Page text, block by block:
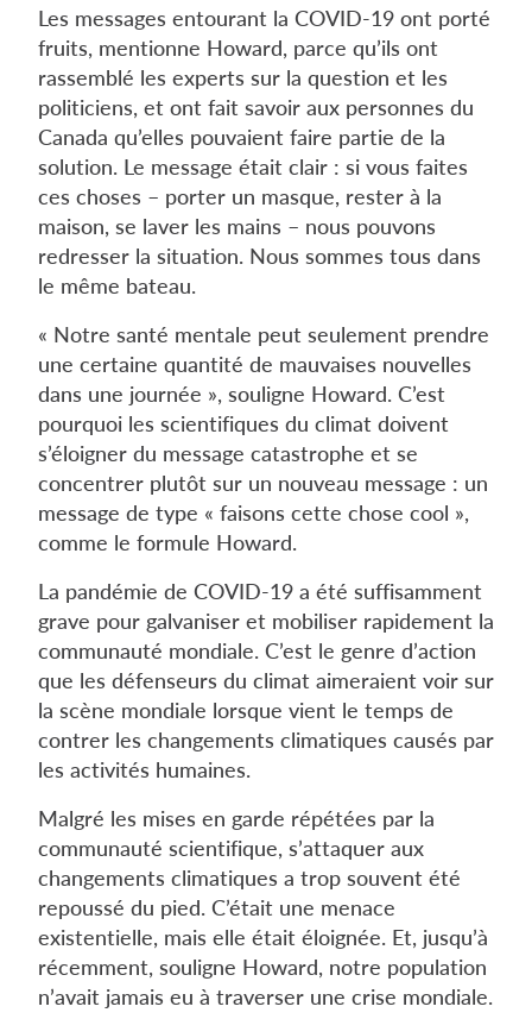
Les messages entourant la COVID-19 ont porté
fruits, mentionne Howard, parce qu’ils ont
rassemblé les experts sur la question et les
politiciens, et ont fait savoir aux personnes du
Canada qu’elles pouvaient faire partie de la
solution. Le message était clair : si vous faites
ces choses – porter un masque, rester à la
maison, se laver les mains – nous pouvons
redresser la situation. Nous sommes tous dans
le même bateau.
« Notre santé mentale peut seulement prendre
une certaine quantité de mauvaises nouvelles
dans une journée », souligne Howard. C’est
pourquoi les scientifiques du climat doivent
s’éloigner du message catastrophe et se
concentrer plutôt sur un nouveau message : un
message de type « faisons cette chose cool »,
comme le formule Howard.
La pandémie de COVID-19 a été suffisamment
grave pour galvaniser et mobiliser rapidement la
communauté mondiale. C’est le genre d’action
que les défenseurs du climat aimeraient voir sur
la scène mondiale lorsque vient le temps de
contrer les changements climatiques causés par
les activités humaines.
Malgré les mises en garde répétées par la
communauté scientifique, s’attaquer aux
changements climatiques a trop souvent été
repoussé du pied. C’était une menace
existentielle, mais elle était éloignée. Et, jusqu’à
récemment, souligne Howard, notre population
n’avait jamais eu à traverser une crise mondiale.